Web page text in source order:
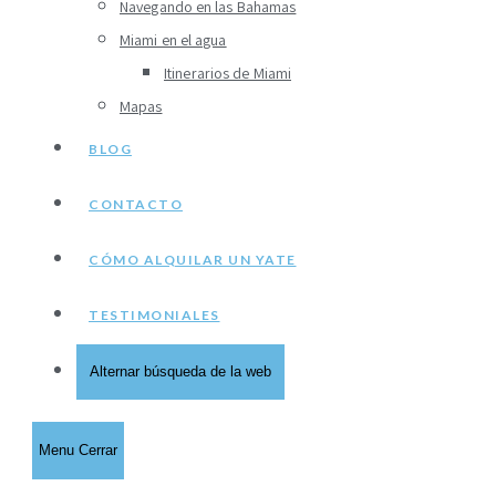
Navegando en las Bahamas
Miami en el agua
Itinerarios de Miami
Mapas
BLOG
CONTACTO
CÓMO ALQUILAR UN YATE
TESTIMONIALES
Alternar búsqueda de la web
Menu Cerrar